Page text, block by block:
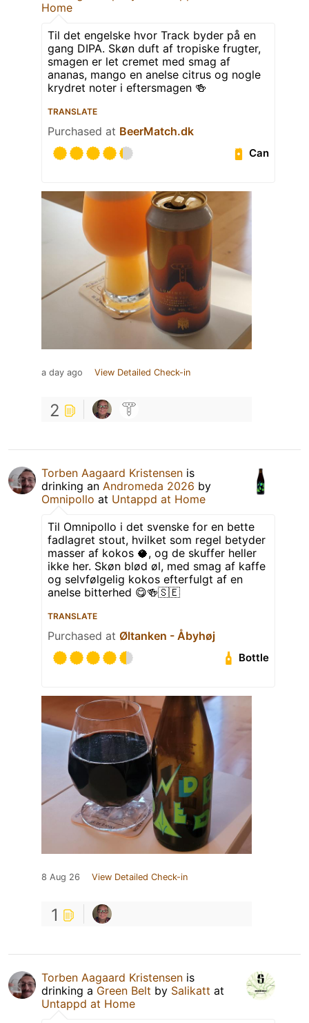
Home
Til det engelske hvor Track byder på en
gang DIPA. Skøn duft af tropiske frugter,
smagen er let cremet med smag af
ananas, mango en anelse citrus og nogle
krydret noter i eftersmagen 🍻
TRANSLATE
Purchased at BeerMatch.dk
Can
a day ago View Detailed Check-in
2
Torben Aagaard Kristensen is
drinking an Andromeda 2026 by
Omnipollo at Untappd at Home
Til Omnipollo i det svenske for en bette
fadlagret stout, hvilket som regel betyder
masser af kokos 🥥, og de skuffer heller
ikke her. Skøn blød øl, med smag af kaffe
og selvfølgelig kokos efterfulgt af en
anelse bitterhed 😋🍻🇸🇪
TRANSLATE
Purchased at Øltanken - Åbyhøj
Bottle
8 Aug 26 View Detailed Check-in
1
Torben Aagaard Kristensen is
drinking a Green Belt by Salikatt at
Untappd at Home